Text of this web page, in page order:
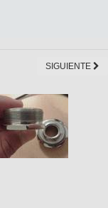
SIGUIENTE